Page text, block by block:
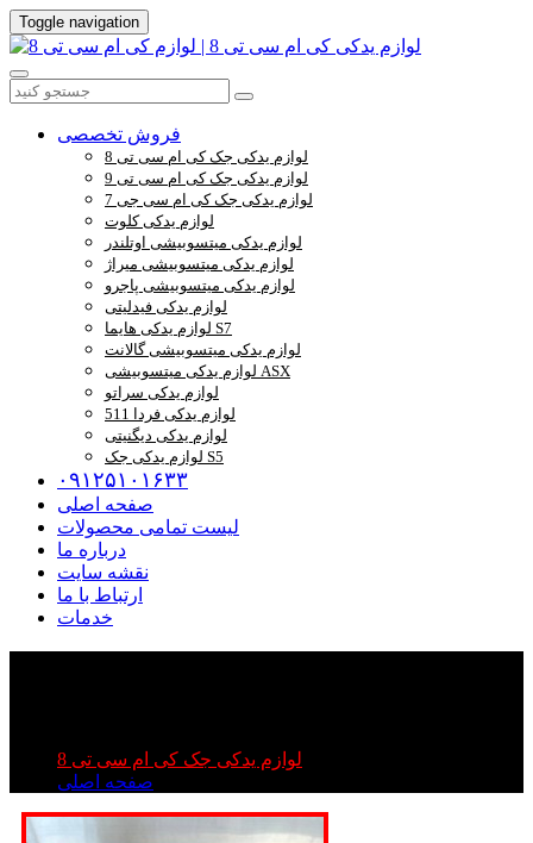
Toggle navigation
فروش تخصصی
لوازم یدکی جک کی ام سی تی 8
لوازم یدکی جک کی ام سی تی 9
لوازم یدکی جک کی ام سی جی 7
لوازم یدکی کلوت
لوازم یدکی میتسوبیشی اوتلندر
لوازم یدکی میتسوبیشی میراژ
لوازم یدکی میتسوبیشی پاجرو
لوازم یدکی فیدلیتی
لوازم یدکی هایما S7
لوازم یدکی میتسوبیشی گالانت
لوازم یدکی میتسوبیشی ASX
لوازم یدکی سراتو
لوازم یدکی فردا 511
لوازم یدکی دیگنیتی
لوازم یدکی جک S5
۰۹۱۲۵۱۰۱۶۳۳
صفحه اصلی
لیست تمامی محصولات
درباره ما
نقشه سایت
ارتباط با ما
خدمات
لوازم یدکی جک کی ام سی تی 8
صفحه اصلی